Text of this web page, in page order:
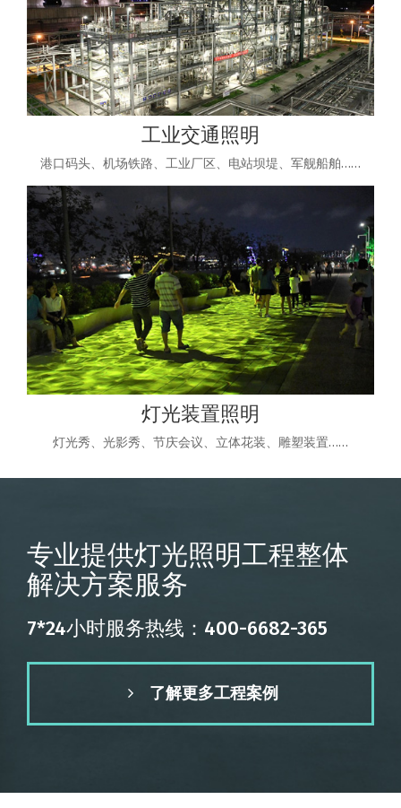
工业交通照明
港口码头、机场铁路、工业厂区、电站坝堤、军舰船舶……
灯光装置照明
灯光秀、光影秀、节庆会议、立体花装、雕塑装置……
专业提供灯光照明工程整体
解决方案服务
7*24小时服务热线：400-6682-365
了解更多工程案例